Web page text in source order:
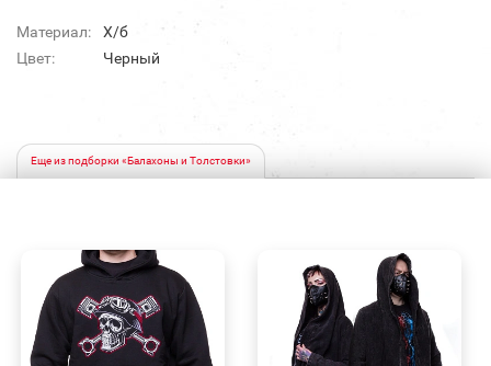
Материал:
Х/б
Цвет:
Черный
Еще из подборки «Балахоны и Толстовки»